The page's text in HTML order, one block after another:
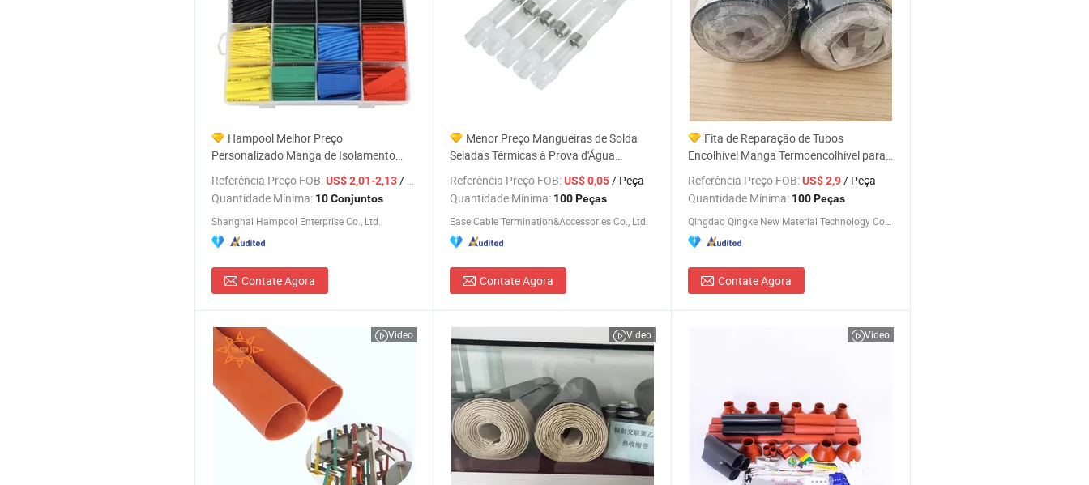
Hampool Melhor Preço
Personalizado Manga de Isolamento
Térmico de Parede Fina para Automóveis
Referência Preço FOB:US$ 2,01-2,13/ Conjunto
Quantidade Mínima: 10 Conjuntos
Shanghai Hampool Enterprise Co., Ltd.
Contate Agora
Menor Preço Mangueiras de Solda
Seladas Térmicas à Prova d'Água
Brancas
Referência Preço FOB:US$ 0,05/ Peça
Quantidade Mínima: 100 Peças
Ease Cable Termination&Accessories Co., Ltd.
Contate Agora
Fita de Reparação de Tubos
Encolhível Manga Termoencolhível para
Tubos Preço por Atacado
Referência Preço FOB:US$ 2,9/ Peça
Quantidade Mínima: 100 Peças
Qingdao Qingke New Material Technology Co., Ltd.
Contate Agora
Video Video Video